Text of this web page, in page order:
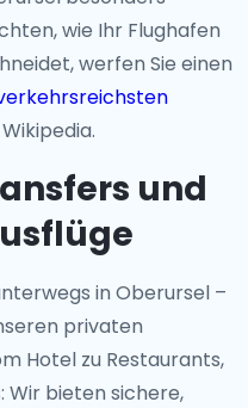
wie Ihr Flughafen
werfen Sie einen
und
in Oberursel –
privaten
Hotel zu Restaurants,
Wir bieten sichere,